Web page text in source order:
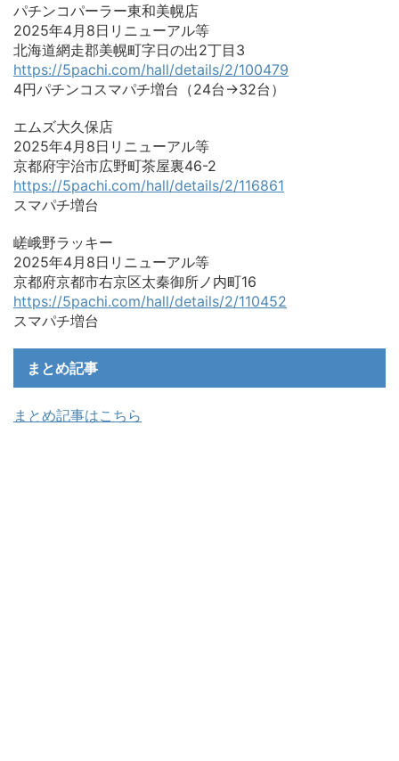
パチンコパーラー東和美幌店
2025年4月8日リニューアル等
北海道網走郡美幌町字日の出2丁目3
https://5pachi.com/hall/details/2/100479
4円パチンコスマパチ増台（24台→32台）
エムズ大久保店
2025年4月8日リニューアル等
京都府宇治市広野町茶屋裏46-2
https://5pachi.com/hall/details/2/116861
スマパチ増台
嵯峨野ラッキー
2025年4月8日リニューアル等
京都府京都市右京区太秦御所ノ内町16
https://5pachi.com/hall/details/2/110452
スマパチ増台
まとめ記事
まとめ記事はこちら